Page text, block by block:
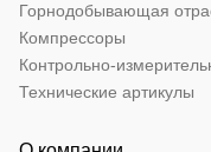
Горнодобывающая
Компрессоры
Контрольно-
Технические артикулы